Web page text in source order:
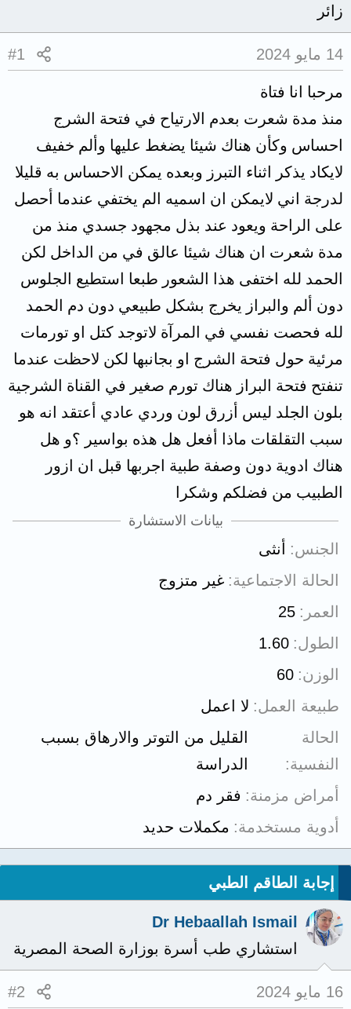
زائر
14 مايو 2024 #1
مرحبا انا فتاة
منذ مدة شعرت بعدم الارتياح في فتحة الشرج
احساس وكأن هناك شيئا يضغط عليها وألم خفيف
لايكاد يذكر اثناء التبرز وبعده يمكن الاحساس به قليلا
لدرجة اني لايمكن ان اسميه الم يختفي عندما أحصل
على الراحة ويعود عند بذل مجهود جسدي منذ من
مدة شعرت ان هناك شيئا عالق في من الداخل لكن
الحمد لله اختفى هذا الشعور طبعا استطيع الجلوس
دون ألم والبراز يخرج بشكل طبيعي دون دم الحمد
لله فحصت نفسي في المرآة لاتوجد كتل او تورمات
مرئية حول فتحة الشرج او بجانبها لكن لاحظت عندما
تنفتح فتحة البراز هناك تورم صغير في القناة الشرجية
بلون الجلد ليس أزرق لون وردي عادي أعتقد انه هو
سبب التقلقات ماذا أفعل هل هذه بواسير ؟و هل
هناك ادوية دون وصفة طبية اجربها قبل ان ازور
الطبيب من فضلكم وشكرا
بيانات الاستشارة
الجنس
أنثى
الحالة الاجتماعية غير متزوج
العمر
25
الطول 1.60
الوزن 60
طبيعة العمل لا اعمل
الحالة
النفسية
القليل من التوتر والارهاق بسبب
الدراسة
أمراض مزمنة
فقر دم
أدوية مستخدمة
مكملات حديد
إجابة الطاقم الطبي
Dr Hebaallah Ismail
استشاري طب أسرة بوزارة الصحة المصرية
16 مايو 2024 #2